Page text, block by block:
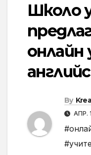
Школо
онлайн
By
АПР.